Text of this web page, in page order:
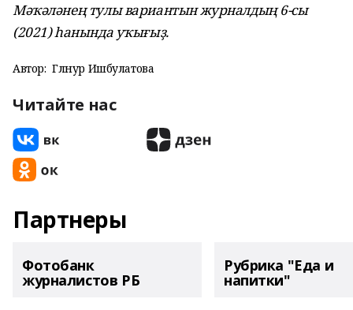
Мәҡәләнең тулы вариантын журналдың 6-сы
(2021) һанында уҡығыҙ.
Автор: Гөлнур Ишбулатова
Читайте нас
Партнеры
Фотобанк
журналистов РБ
Рубрика "Еда и
напитки"